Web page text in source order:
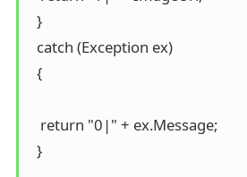
  }
  catch (Exception ex)
  {
   return "0|" + ex.Message;
  }